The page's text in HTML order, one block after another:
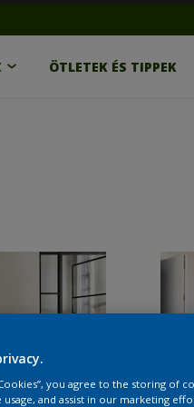
ÖTLETEK ÉS TIPPEK
you agree to the storing of
usage, and assist in our marketing